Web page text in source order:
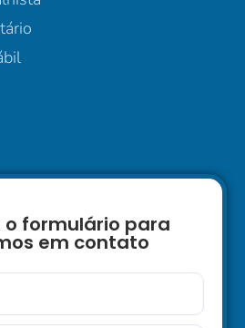
o formulário para
em contato